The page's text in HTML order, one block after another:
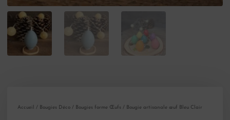
Accueil / Bougies Déco/ Bougies forme Œufs / Bougie artisanale œuf Bleu Clair